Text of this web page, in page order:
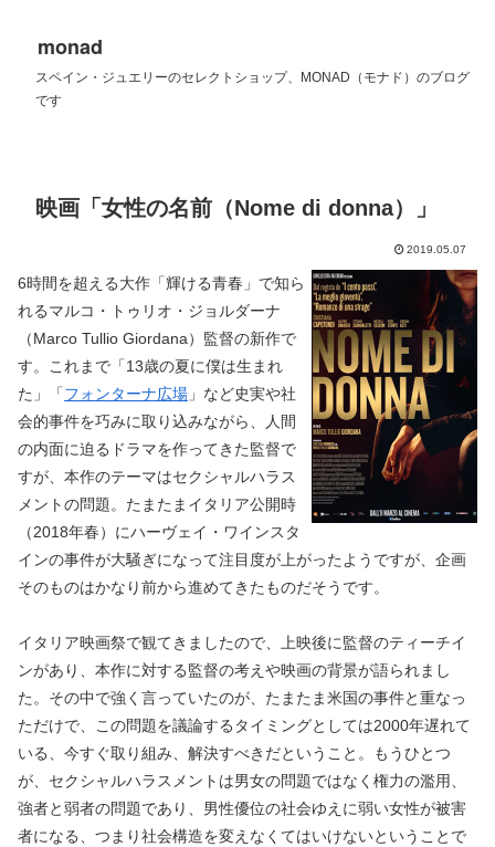
monad
スペイン・ジュエリーのセレクトショップ、MONAD（モナド）のブログ
です
映画「女性の名前（Nome di donna）」
2019.05.07
6時間を超える大作「輝ける青春」で知ら
れるマルコ・トゥリオ・ジョルダーナ
（Marco Tullio Giordana）監督の新作で
す。これまで「13歳の夏に僕は生まれ
た」「フォンターナ広場 」など史実や社
会的事件を巧みに取り込みながら、人間
の内面に迫るドラマを作ってきた監督で
すが、本作のテーマはセクシャルハラス
メントの問題。たまたまイタリア公開時
（2018年春）にハーヴェイ・ワインスタ
インの事件が大騒ぎになって注目度が上がったようですが、企画
そのものはかなり前から進めてきたものだそうです。
イタリア映画祭で観てきましたので、上映後に監督のティーチイ
ンがあり、本作に対する監督の考えや映画の背景が語られまし
た。その中で強く言っていたのが、たまたま米国の事件と重なっ
ただけで、この問題を議論するタイミングとしては2000年遅れて
いる、今すぐ取り組み、解決すべきだということ。もうひとつ
が、セクシャルハラスメントは男女の問題ではなく権力の濫用、
強者と弱者の問題であり、男性優位の社会ゆえに弱い女性が被害
者になる、つまり社会構造を変えなくてはいけないということで